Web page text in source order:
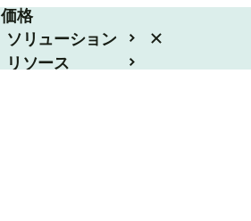
価格
ソリューション
リソース